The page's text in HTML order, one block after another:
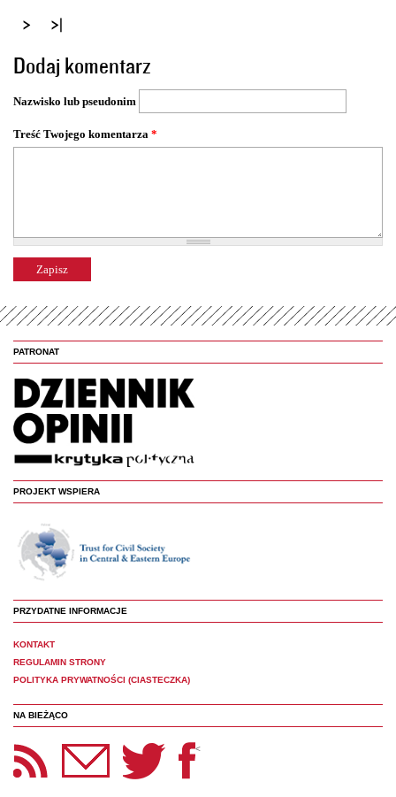
o
n
y
Dodaj komentarz
Nazwisko lub pseudonim
Treść Twojego komentarza *
PATRONAT
PROJEKT WSPIERA
PRZYDATNE INFORMACJE
KONTAKT
REGULAMIN STRONY
POLITYKA PRYWATNOŚCI (CIASTECZKA)
NA BIEŻĄCO
Panoptyka Facebook <